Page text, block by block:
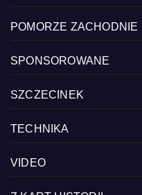
POMORZE ZACHODNIE
SPONSOROWANE
SZCZECINEK
TECHNIKA
VIDEO